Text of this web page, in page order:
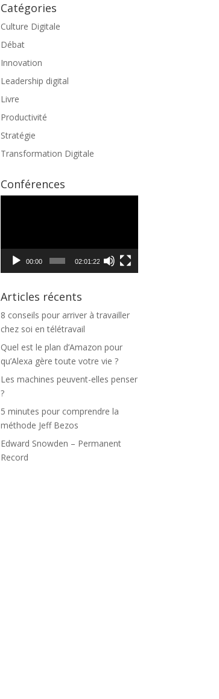
Catégories
Culture Digitale
Débat
Innovation
Leadership digital
Livre
Productivité
Stratégie
Transformation Digitale
Conférences
00:00 02:01:22
Articles récents
8 conseils pour arriver à travailler
chez soi en télétravail
Quel est le plan d’Amazon pour
qu’Alexa gère toute votre vie ?
Les machines peuvent-elles penser
?
5 minutes pour comprendre la
méthode Jeff Bezos
Edward Snowden – Permanent
Record